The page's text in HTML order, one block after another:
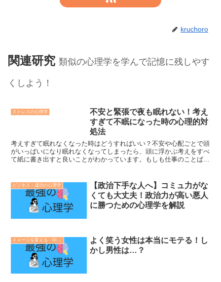
kruchoro
関連研究 類似の心理学を学んで記憶に残しやす
くしよう！
ストレスの心理学
不安と緊張で夜も眠れない！考え
すぎて不眠になった時の心理的対
処法
考えすぎて眠れなくなった時はどうすればいい？不安や心配ごとで頭
がいっぱいになり眠れなくなってしまったら、頭に浮かぶ考えをすべ
て紙に書き出すと良いことがわかっています。もしも仕事のことばか
ビジネス・成功の心理学
【政治下手な人へ】コミュ力がな
くても大丈夫！政治力が高い悪人
に勝つための心理学を解説
イメージを変える・印象操作の心理学
よく笑う女性は本当にモテる！し
かし男性は…？